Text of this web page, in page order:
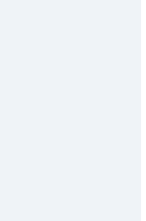
酒店
店
的酒店
水疗的度假村酒店
America酒店